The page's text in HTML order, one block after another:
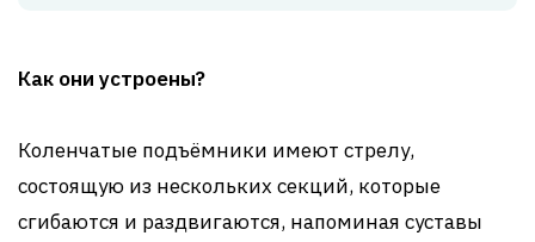
Как они устроены?
Коленчатые подъёмники имеют стрелу,
состоящую из нескольких секций, которые
сгибаются и раздвигаются, напоминая суставы